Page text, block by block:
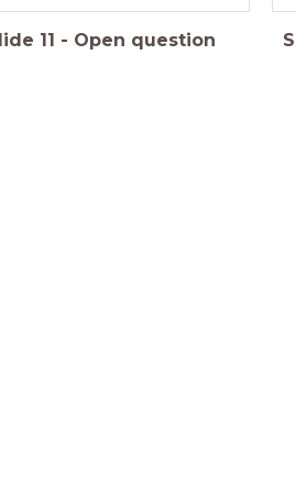
11 - Open question